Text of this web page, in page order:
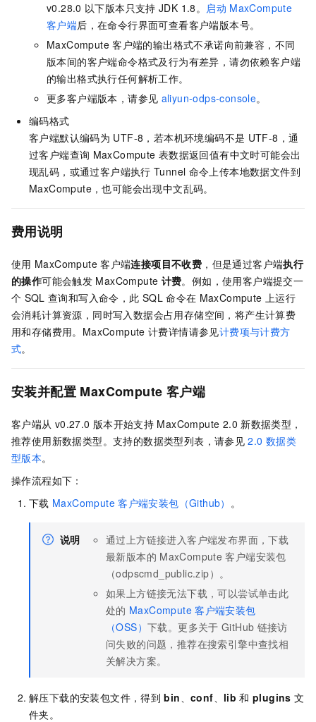
v0.28.0 以下版本只支持 JDK 1.8。 启动 MaxCompute
客户端后，在命令行界面可查看客户端版本号。
MaxCompute 客户端的输出格式不承诺向前兼容，不同
版本间的客户端命令格式及行为有差异，请勿依赖客户端
的输出格式执行任何解析工作。
更多客户端版本，请参见 aliyun-odps-console。
编码格式
客户端默认编码为 UTF-8，若本机环境编码不是 UTF-8，通
过客户端查询 MaxCompute 表数据返回值有中文时可能会出
现乱码，或通过客户端执行 Tunnel 命令上传本地数据文件到
MaxCompute，也可能会出现中文乱码。
费用说明
使用 MaxCompute 客户端连接项目不收费 ，但是通过客户端执行
的操作可能会触发 MaxCompute 计费。例如，使用客户端提交一
个 SQL 查询和写入命令，此 SQL 命令在 MaxCompute 上运行
会消耗计算资源，同时写入数据会占用存储空间，将产生计算费
用和存储费用。MaxCompute 计费详情请参见计费项与计费方
式。
安装并配置 MaxCompute 客户端
客户端从 v0.27.0 版本开始支持 MaxCompute 2.0 新数据类型，
推荐使用新数据类型。支持的数据类型列表，请参见 2.0 数据类
型版本。
操作流程如下：
下载 MaxCompute 客户端安装包（Github） 。
说明
通过上方链接进入客户端发布界面，下载
最新版本的 MaxCompute 客户端安装包
（odpscmd_public.zip）。
如果上方链接无法下载，可以尝试单击此
处的 MaxCompute 客户端安装包
（OSS） 下载。更多关于 GitHub 链接访
问失败的问题，推荐在搜索引擎中查找相
关解决方案。
解压下载的安装包文件，得到 bin、 conf、 lib 和 plugins 文
件夹。